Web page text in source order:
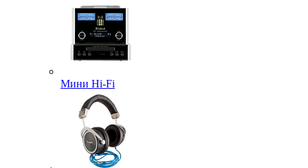
Мини Hi-Fi